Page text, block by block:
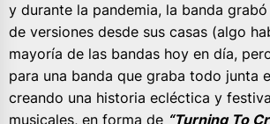
y durante la pandemia, la banda
de versiones desde sus casas (algo
mayoría de las bandas hoy en día,
para una banda que graba todo junta
creando una historia ecléctica y
musicales, en forma de “Turning To